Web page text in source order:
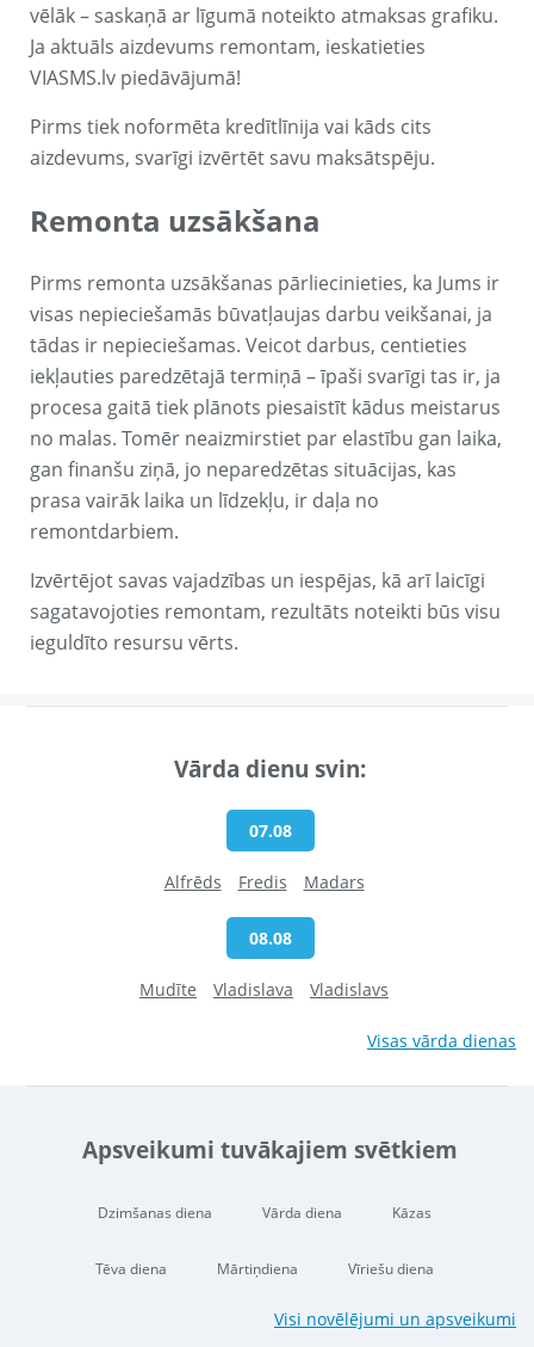
vēlāk – saskaņā ar līgumā noteikto atmaksas grafiku.
Ja aktuāls aizdevums remontam, ieskatieties
VIASMS.lv piedāvājumā!
Pirms tiek noformēta kredītlīnija vai kāds cits
aizdevums, svarīgi izvērtēt savu maksātspēju.
Remonta uzsākšana
Pirms remonta uzsākšanas pārliecinieties, ka Jums ir
visas nepieciešamās būvatļaujas darbu veikšanai, ja
tādas ir nepieciešamas. Veicot darbus, centieties
iekļauties paredzētajā termiņā – īpaši svarīgi tas ir, ja
procesa gaitā tiek plānots piesaistīt kādus meistarus
no malas. Tomēr neaizmirstiet par elastību gan laika,
gan finanšu ziņā, jo neparedzētas situācijas, kas
prasa vairāk laika un līdzekļu, ir daļa no
remontdarbiem.
Izvērtējot savas vajadzības un iespējas, kā arī laicīgi
sagatavojoties remontam, rezultāts noteikti būs visu
ieguldīto resursu vērts.
Vārda dienu svin:
07.08
Alfrēds Fredis Madars
08.08
Mudīte Vladislava Vladislavs
Visas vārda dienas
Apsveikumi tuvākajiem svētkiem
Dzimšanas diena Vārda diena Kāzas
Tēva diena Mārtiņdiena Vīriešu diena
Visi novēlējumi un apsveikumi